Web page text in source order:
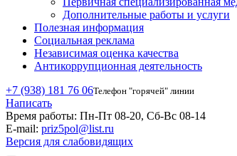
Дополнительные работы и услуги
Полезная информация
Социальная реклама
Независимая оценка качества
Антикоррупционная деятельность
+7 (938) 181 76 06Телефон "горячей" линии
Написать
Время работы: Пн-Пт 08-20, Сб-Вс 08-14
E-mail: priz5pol@list.ru
Версия для слабовидящих